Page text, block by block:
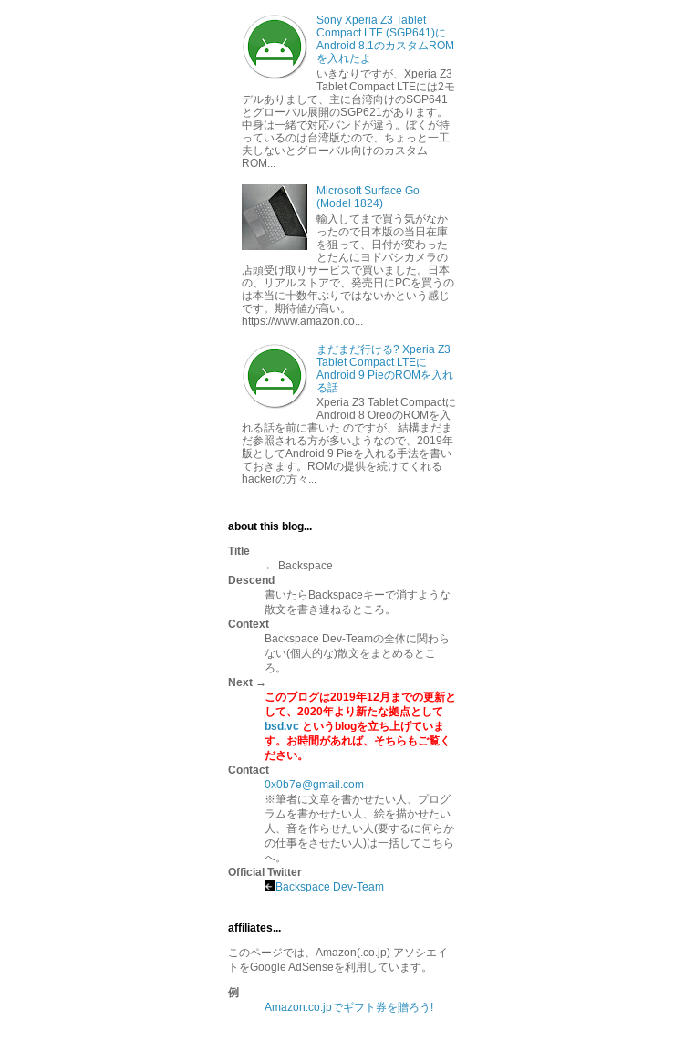
Sony Xperia Z3 Tablet
Compact LTE (SGP641)に
Android 8.1のカスタムROM
を入れたよ
いきなりですが、Xperia Z3
Tablet Compact LTEには2モ
デルありまして、主に台湾向けのSGP641
とグローバル展開のSGP621があります。
中身は一緒で対応バンドが違う。ぼくが持
っているのは台湾版なので、ちょっと一工
夫しないとグローバル向けのカスタム
ROM...
Microsoft Surface Go
(Model 1824)
輸入してまで買う気がなか
ったので日本版の当日在庫
を狙って、日付が変わった
とたんにヨドバシカメラの
店頭受け取りサービスで買いました。日本
の、リアルストアで、発売日にPCを買うの
は本当に十数年ぶりではないかという感じ
です。期待値が高い。
https://www.amazon.co...
まだまだ行ける? Xperia Z3
Tablet Compact LTEに
Android 9 PieのROMを入れ
る話
Xperia Z3 Tablet Compactに
Android 8 OreoのROMを入
れる話を前に書いた のですが、結構まだま
だ参照される方が多いようなので、2019年
版としてAndroid 9 Pieを入れる手法を書い
ておきます。ROMの提供を続けてくれる
hackerの方々...
about this blog...
Title
← Backspace
Descend
書いたらBackspaceキーで消すような
散文を書き連ねるところ。
Context
Backspace Dev-Teamの全体に関わら
ない(個人的な)散文をまとめるとこ
ろ。
Next →
このブログは2019年12月までの更新と
して、2020年より新たな拠点として
bsd.vc というblogを立ち上げていま
す。お時間があれば、そちらもご覧く
ださい。
Contact
0x0b7e@gmail.com
※筆者に文章を書かせたい人、プログ
ラムを書かせたい人、絵を描かせたい
人、音を作らせたい人(要するに何らか
の仕事をさせたい人)は一括してこちら
へ。
Official Twitter
Backspace Dev-Team
affiliates...
このページでは、Amazon(.co.jp) アソシエイ
トをGoogle AdSenseを利用しています。
例
Amazon.co.jpでギフト券を贈ろう!